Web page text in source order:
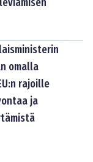
omalla
rajoille
ja